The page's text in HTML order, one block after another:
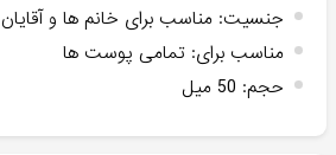
جنسیت: مناسب برای خانم ها و آقایان
مناسب برای: تمامی پوست ها
حجم: 50 میل